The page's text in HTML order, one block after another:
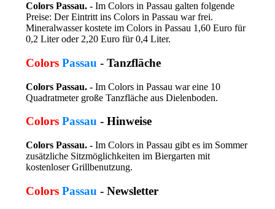
Colors Passau. -Im Colors in Passau galten folgende
Preise: Der Eintritt ins Colors in Passau war frei.
Mineralwasser kostete im Colors in Passau 1,60 Euro für
0,2 Liter oder 2,20 Euro für 0,4 Liter.
Colors Passau - Tanzfläche
Colors Passau. -Im Colors in Passau war eine 10
Quadratmeter große Tanzfläche aus Dielenboden.
Colors Passau - Hinweise
Colors Passau. -Im Colors in Passau gibt es im Sommer
zusätzliche Sitzmöglichkeiten im Biergarten mit
kostenloser Grillbenutzung.
Colors Passau - Newsletter